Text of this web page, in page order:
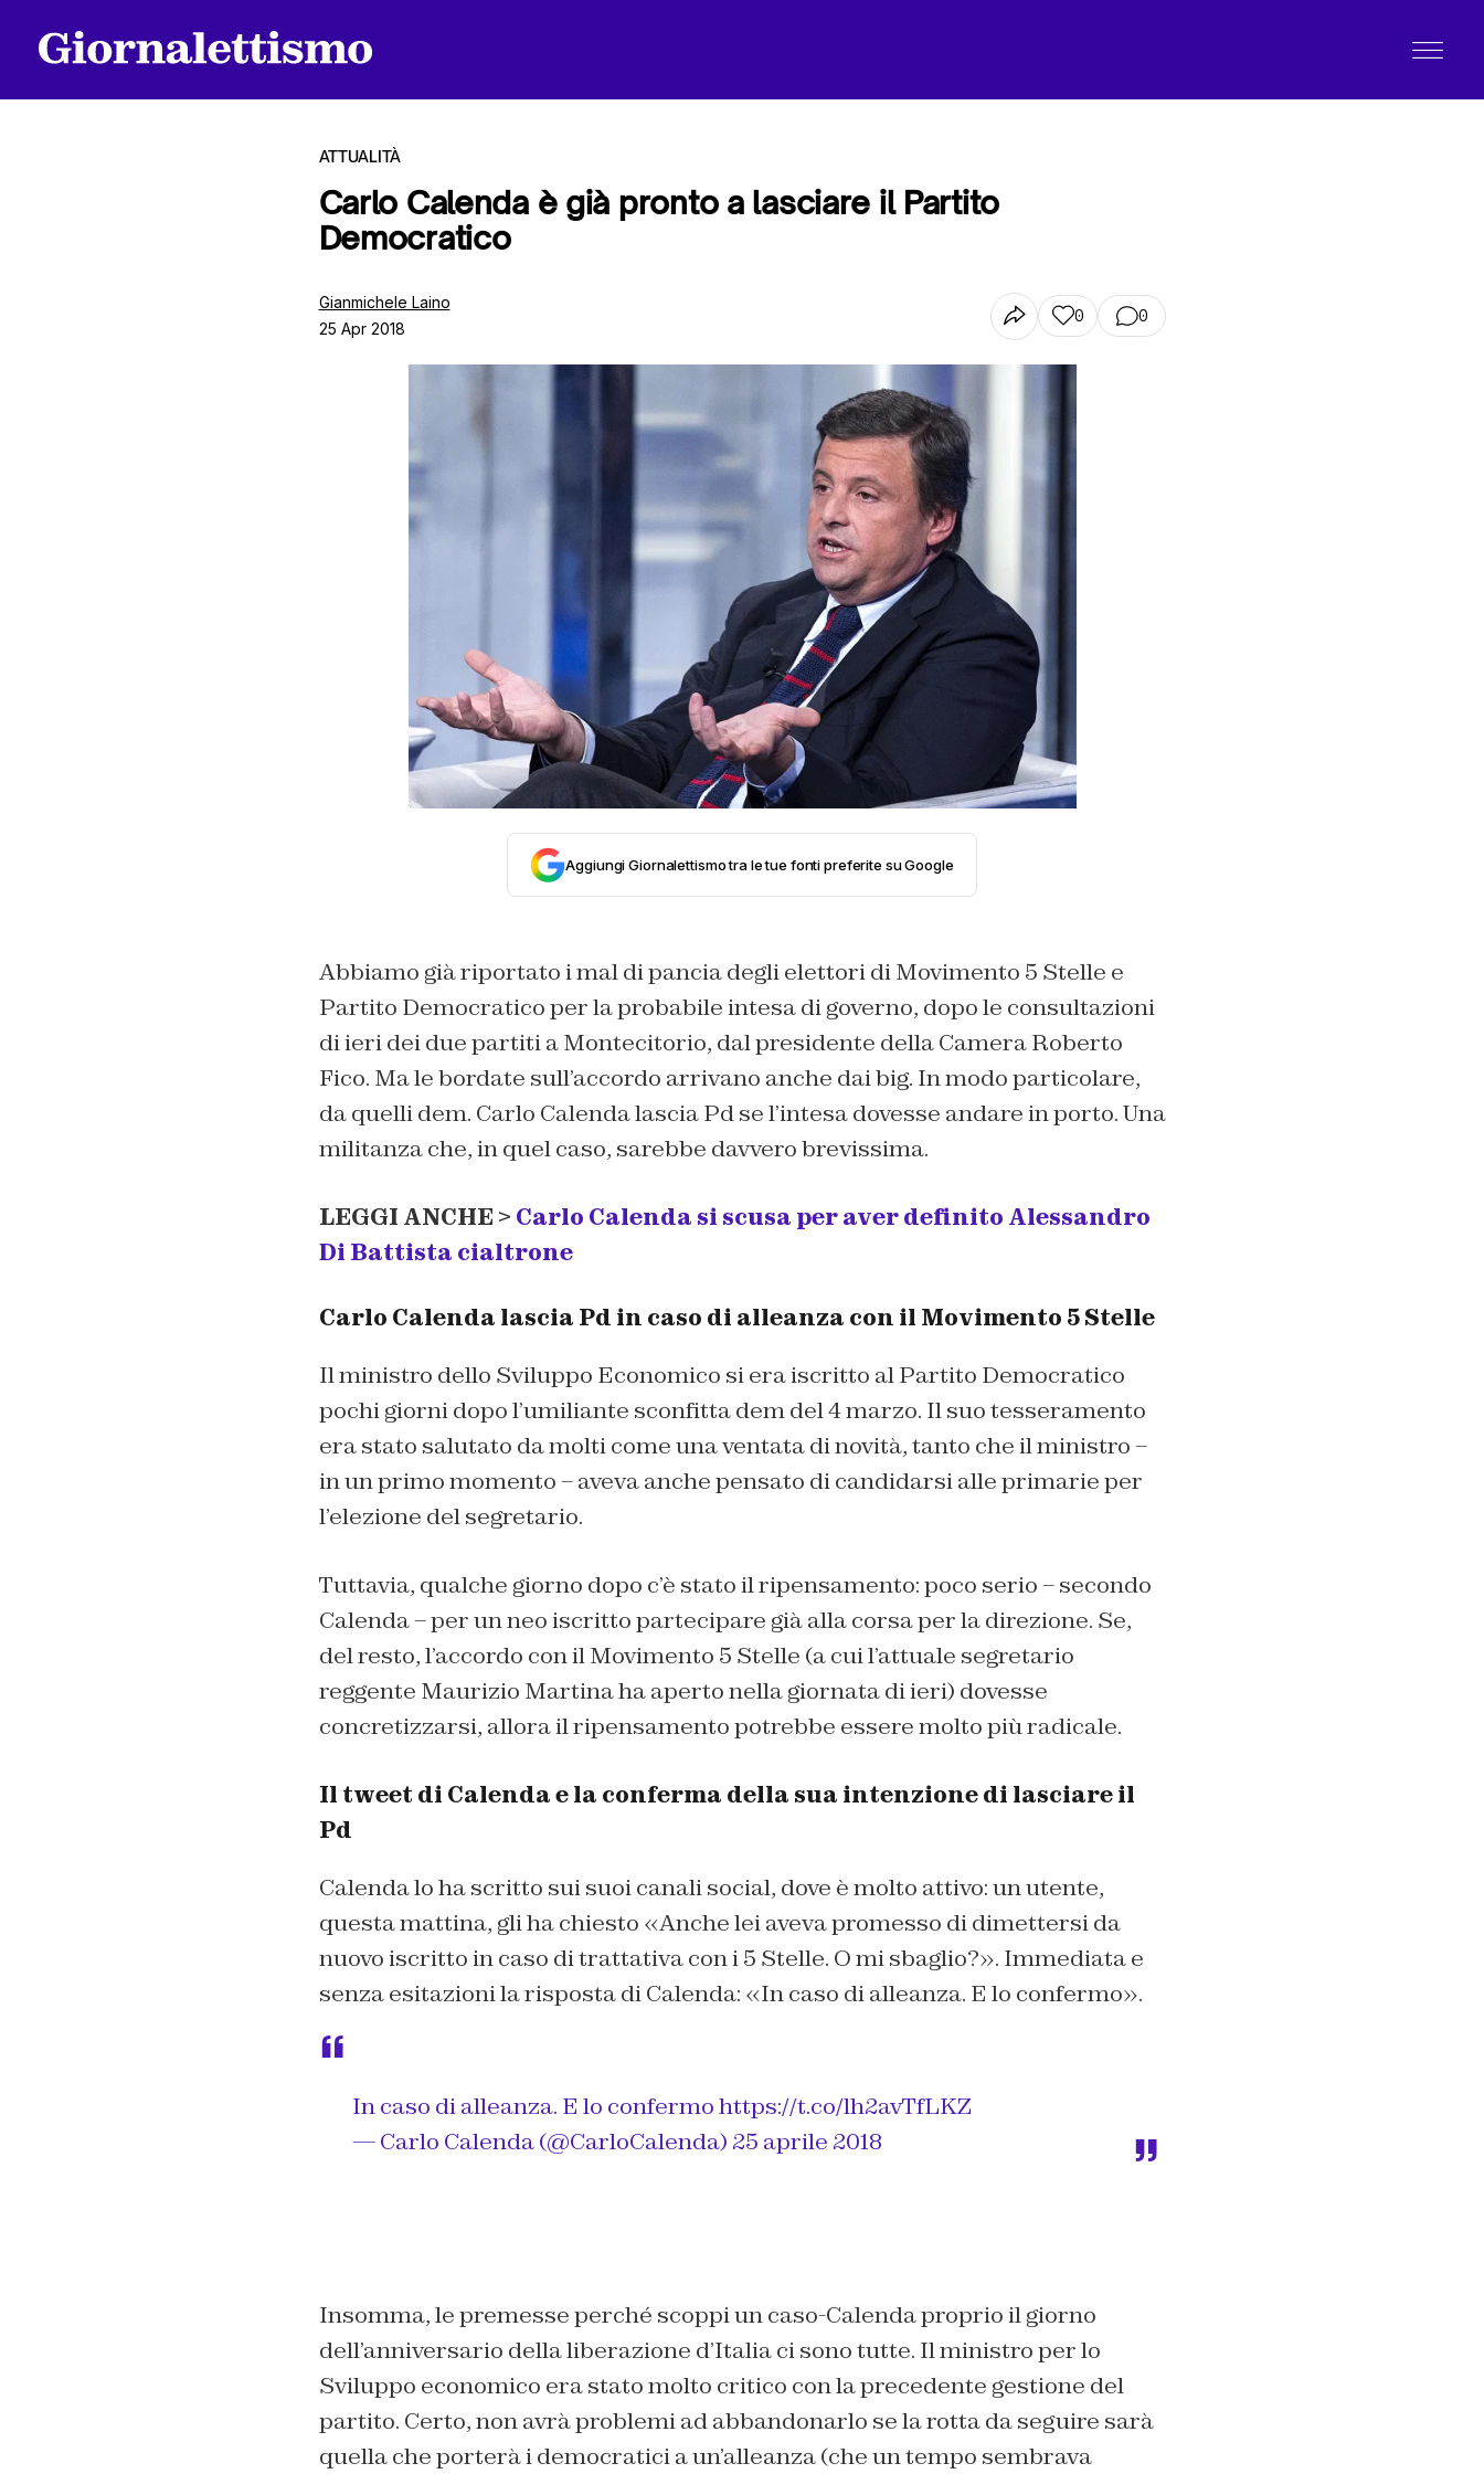
ATTUALITÀ
Carlo Calenda è già pronto a lasciare il Partito
Democratico
Gianmichele Laino
25 Apr 2018
0 0
Aggiungi Giornalettismo tra le tue fonti preferite su Google
Abbiamo già riportato i mal di pancia degli elettori di Movimento 5 Stelle e
Partito Democratico per la probabile intesa di governo, dopo le consultazioni
di ieri dei due partiti a Montecitorio, dal presidente della Camera Roberto
Fico. Ma le bordate sull’accordo arrivano anche dai big. In modo particolare,
da quelli dem. Carlo Calenda lascia Pd se l’intesa dovesse andare in porto. Una
militanza che, in quel caso, sarebbe davvero brevissima.
LEGGI ANCHE > Carlo Calenda si scusa per aver definito Alessandro
Di Battista cialtrone
Carlo Calenda lascia Pd in caso di alleanza con il Movimento 5 Stelle
Il ministro dello Sviluppo Economico si era iscritto al Partito Democratico
pochi giorni dopo l’umiliante sconfitta dem del 4 marzo. Il suo tesseramento
era stato salutato da molti come una ventata di novità, tanto che il ministro –
in un primo momento – aveva anche pensato di candidarsi alle primarie per
l’elezione del segretario.
Tuttavia, qualche giorno dopo c’è stato il ripensamento: poco serio – secondo
Calenda – per un neo iscritto partecipare già alla corsa per la direzione. Se,
del resto, l’accordo con il Movimento 5 Stelle (a cui l’attuale segretario
reggente Maurizio Martina ha aperto nella giornata di ieri) dovesse
concretizzarsi, allora il ripensamento potrebbe essere molto più radicale.
Il tweet di Calenda e la conferma della sua intenzione di lasciare il
Pd
Calenda lo ha scritto sui suoi canali social, dove è molto attivo: un utente,
questa mattina, gli ha chiesto «Anche lei aveva promesso di dimettersi da
nuovo iscritto in caso di trattativa con i 5 Stelle. O mi sbaglio?». Immediata e
senza esitazioni la risposta di Calenda: «In caso di alleanza. E lo confermo».
In caso di alleanza. E lo confermohttps://t.co/lh2avTfLKZ
— Carlo Calenda (@CarloCalenda) 25 aprile 2018
Insomma, le premesse perché scoppi un caso-Calenda proprio il giorno
dell’anniversario della liberazione d’Italia ci sono tutte. Il ministro per lo
Sviluppo economico era stato molto critico con la precedente gestione del
partito. Certo, non avrà problemi ad abbandonarlo se la rotta da seguire sarà
quella che porterà i democratici a un’alleanza (che un tempo sembrava